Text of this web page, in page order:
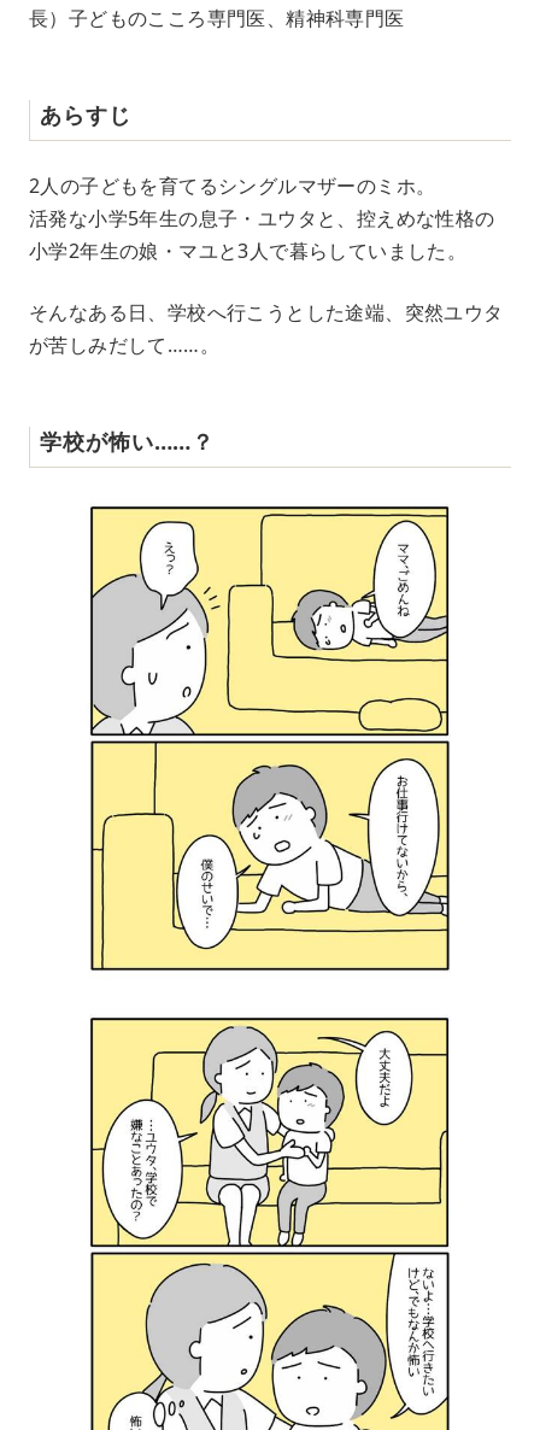
長）子どものこころ専門医、精神科専門医
あらすじ
2人の子どもを育てるシングルマザーのミホ。
活発な小学5年生の息子・ユウタと、控えめな性格の
小学2年生の娘・マユと3人で暮らしていました。
そんなある日、学校へ行こうとした途端、突然ユウタ
が苦しみだして……。
学校が怖い……？